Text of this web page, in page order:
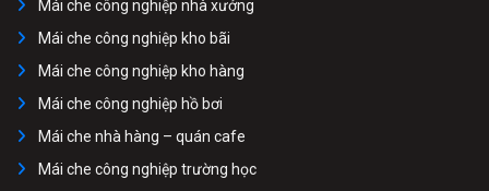
Mái che công nghiệp nhà xưởng
Mái che công nghiệp kho bãi
Mái che công nghiệp kho hàng
Mái che công nghiệp hồ bơi
Mái che nhà hàng – quán cafe
Mái che công nghiệp trường học